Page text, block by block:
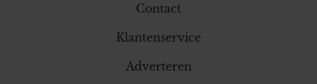
Contact
Klantenservice
Adverteren